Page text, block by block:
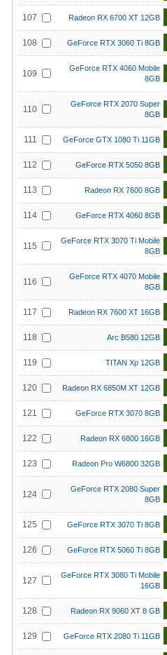
107 Radeon RX 6700 XT 12GB
108 GeForce RTX 3060 Ti 8GB
109
GeForce RTX 4060 Mobile
8GB
110
GeForce RTX 2070 Super
8GB
111 GeForce GTX 1080 Ti 11GB
112 GeForce RTX 5050 8GB
113 Radeon RX 7600 8GB
114 GeForce RTX 4060 8GB
115
GeForce RTX 3070 Ti Mobile
8GB
116
GeForce RTX 4070 Mobile
8GB
117 Radeon RX 7600 XT 16GB
118 Arc B580 12GB
119 TITAN Xp 12GB
120 Radeon RX 6850M XT 12GB
121 GeForce RTX 3070 8GB
122 Radeon RX 6800 16GB
123 Radeon Pro W6800 32GB
124
GeForce RTX 2080 Super
8GB
125 GeForce RTX 3070 Ti 8GB
126 GeForce RTX 5060 Ti 8GB
127
GeForce RTX 3080 Ti Mobile
16GB
128 Radeon RX 9060 XT 8 GB
129 GeForce RTX 2080 Ti 11GB